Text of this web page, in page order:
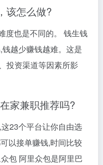
该怎么做?
度也是不同的。 钱生钱
越少赚钱越难。这是
投资渠道等因素所影
家兼职推荐吗?
23个平台让你自由选
以接单赚钱,时间比较
包 阿里众包是阿里巴